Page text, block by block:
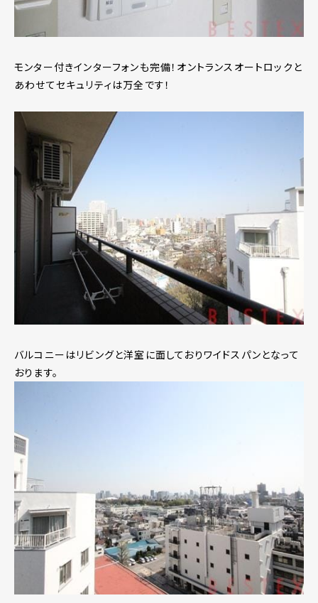
モンター付きインターフォンも完備！オントランスオートロックと
あわせてセキュリティは万全です！
バルコニーはリビングと洋室に面しておりワイドスパンとなって
おります。